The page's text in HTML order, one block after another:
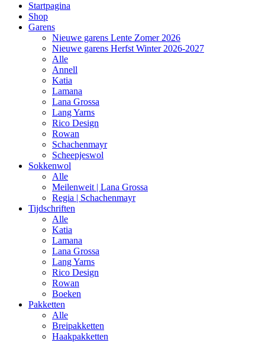
Startpagina
Shop
Garens
Nieuwe garens Lente Zomer 2026
Nieuwe garens Herfst Winter 2026-2027
Alle
Annell
Katia
Lamana
Lana Grossa
Lang Yarns
Rico Design
Rowan
Schachenmayr
Scheepjeswol
Sokkenwol
Alle
Meilenweit | Lana Grossa
Regia | Schachenmayr
Tijdschriften
Alle
Katia
Lamana
Lana Grossa
Lang Yarns
Rico Design
Rowan
Boeken
Pakketten
Alle
Breipakketten
Haakpakketten